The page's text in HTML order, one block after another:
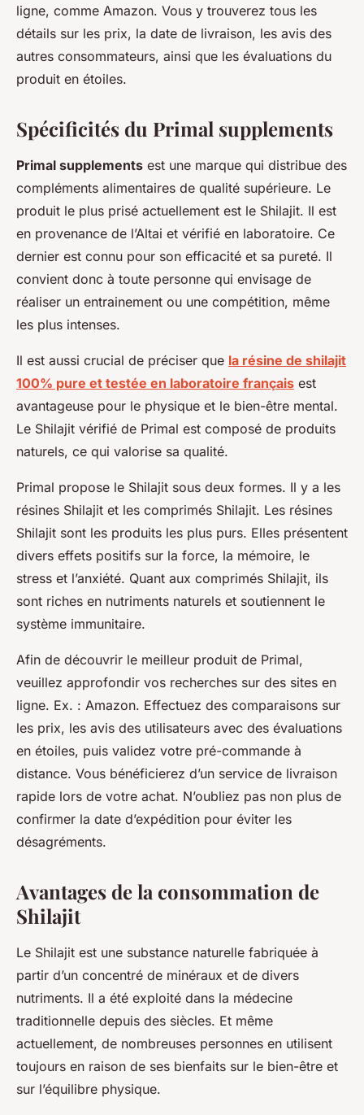
ligne, comme Amazon. Vous y trouverez tous les
détails sur les prix, la date de livraison, les avis des
autres consommateurs, ainsi que les évaluations du
produit en étoiles.
Spécificités du Primal supplements
Primal supplements est une marque qui distribue des
compléments alimentaires de qualité supérieure. Le
produit le plus prisé actuellement est le Shilajit. Il est
en provenance de l’Altai et vérifié en laboratoire. Ce
dernier est connu pour son efficacité et sa pureté. Il
convient donc à toute personne qui envisage de
réaliser un entrainement ou une compétition, même
les plus intenses.
Il est aussi crucial de préciser que la résine de shilajit
100% pure et testée en laboratoire français est
avantageuse pour le physique et le bien-être mental.
Le Shilajit vérifié de Primal est composé de produits
naturels, ce qui valorise sa qualité.
Primal propose le Shilajit sous deux formes. Il y a les
résines Shilajit et les comprimés Shilajit. Les résines
Shilajit sont les produits les plus purs. Elles présentent
divers effets positifs sur la force, la mémoire, le
stress et l’anxiété. Quant aux comprimés Shilajit, ils
sont riches en nutriments naturels et soutiennent le
système immunitaire.
Afin de découvrir le meilleur produit de Primal,
veuillez approfondir vos recherches sur des sites en
ligne. Ex. : Amazon. Effectuez des comparaisons sur
les prix, les avis des utilisateurs avec des évaluations
en étoiles, puis validez votre pré-commande à
distance. Vous bénéficierez d’un service de livraison
rapide lors de votre achat. N’oubliez pas non plus de
confirmer la date d’expédition pour éviter les
désagréments.
Avantages de la consommation de
Shilajit
Le Shilajit est une substance naturelle fabriquée à
partir d’un concentré de minéraux et de divers
nutriments. Il a été exploité dans la médecine
traditionnelle depuis des siècles. Et même
actuellement, de nombreuses personnes en utilisent
toujours en raison de ses bienfaits sur le bien-être et
sur l’équilibre physique.